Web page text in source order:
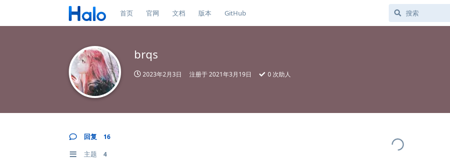
首页 官网 文档 版本 GitHub
brqs
2023年2月3日 注册于2021年3月19日 0 次助人
回复 16
主题 4